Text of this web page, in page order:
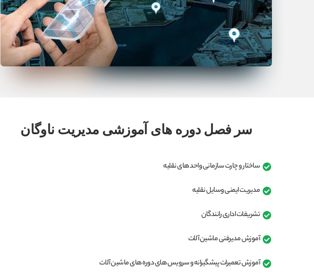
سر فصل دوره های آموزشی مدیریت ناوگان
ساختار و چارت سازمانی واحد های نقلیه
مدیریت ایمنی وسایل نقلیه
تشریفات اداری رانندگان
آموزش مدیرفنی ماشین آلات
آموزش تعمیرات پیشگیرانه و سرویس های دوره های ماشین آلات